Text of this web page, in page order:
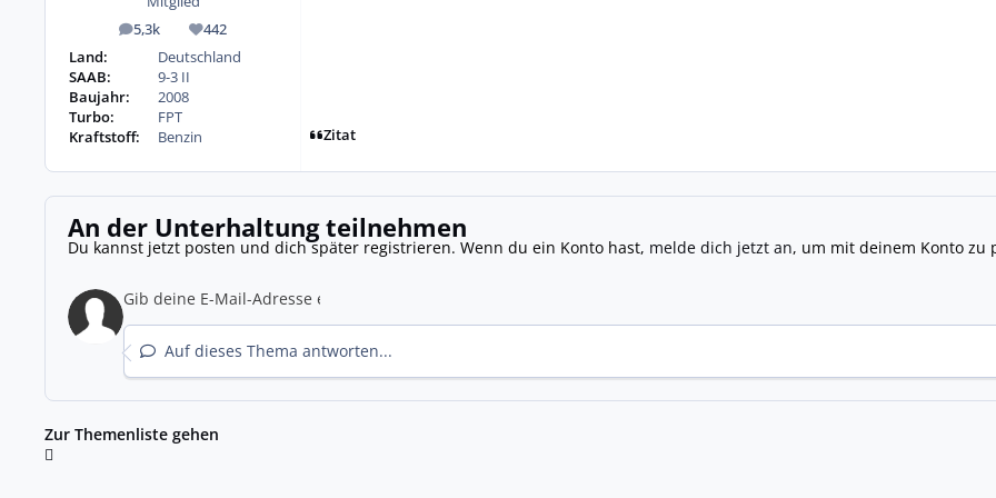
5,3k
Beiträge 442
Reputation
Land:
Deutschland
SAAB:
9-3 II
Baujahr:
2008
Turbo:
FPT
Kraftstoff:
Benzin Zitat
An der Unterhaltung teilnehmen
Du kannst jetzt posten und dich später registrieren. Wenn du ein Konto hast, melde dich jetzt an, um mit deinem Konto zu
Auf dieses Thema antworten...
Zur Themenliste gehen